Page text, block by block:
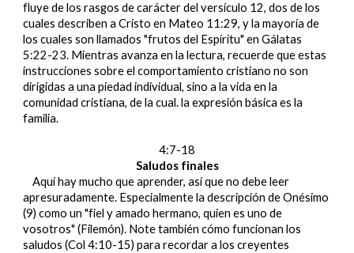
fluye de los rasgos de carácter del versículo 12, dos de los
cuales describen a Cristo en Mateo 11:29, y la mayoría de
los cuales son llamados "frutos del Espíritu" en Gálatas
5:22-23. Mientras avanza en la lectura, recuerde que estas
instrucciones sobre el comportamiento cristiano no son
dirigidas a una piedad individual, sino a la vida en la
comunidad cristiana, de la cual. la expresión básica es la
familia.
4:7-18
Saludos finales
Aquí hay mucho que aprender, así que no debe leer
apresuradamente. Especialmente la descripción de Onésimo
(9) como un "fiel y amado hermano, quien es uno de
vosotros" (Filemón). Note también cómo funcionan los
saludos (Col 4:10-15) para recordar a los creyentes